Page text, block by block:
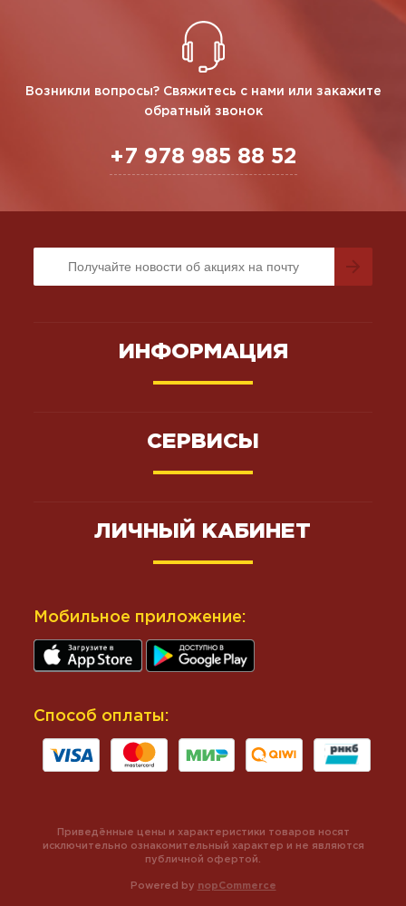
Возникли вопросы? Свяжитесь с нами или закажите
обратный звонок
+7 978 985 88 52
ИНФОРМАЦИЯ
СЕРВИСЫ
ЛИЧНЫЙ КАБИНЕТ
Мобильное приложение:
Способ оплаты:
Powered by nopCommerce
Приведённые цены и характеристики товаров носят
исключительно ознакомительный характер и не являются
публичной офертой.